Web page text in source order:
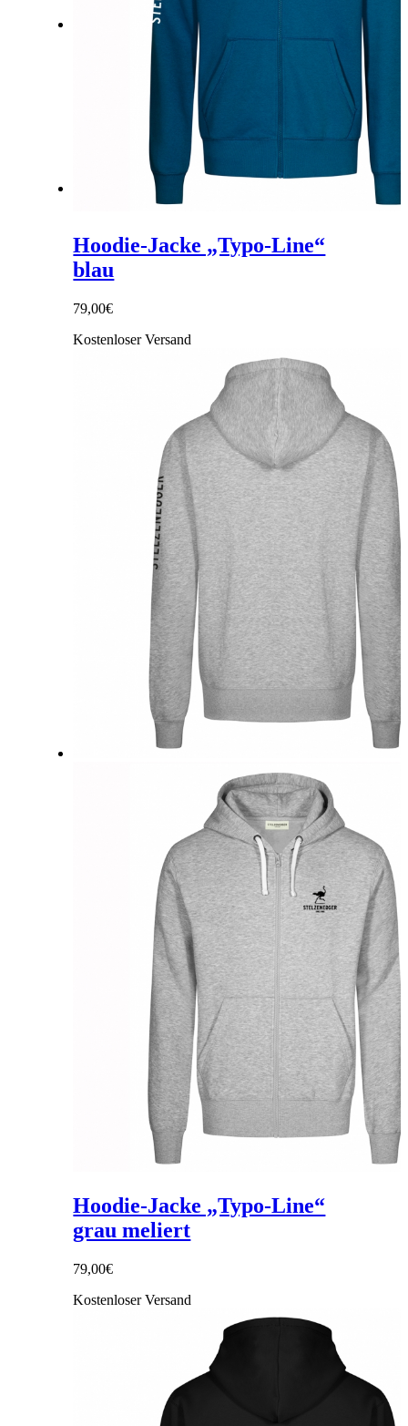
Link zu Facebook
Link zu Instagram
Hoodie-Jacke „Typo-Line“
blau
79,00€
Kostenloser Versand
Hoodie-Jacke „Typo-Line“
grau meliert
79,00€
Kostenloser Versand